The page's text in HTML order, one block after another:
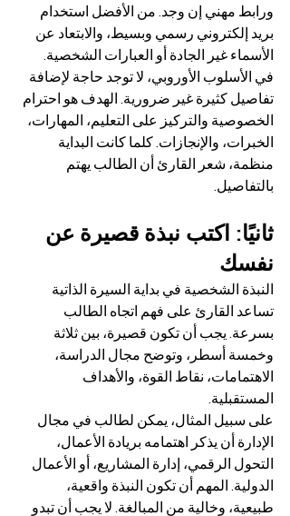
ورابط مهني إن وجد. من الأفضل استخدام
بريد إلكتروني رسمي وبسيط، والابتعاد عن
الأسماء غير الجادة أو العبارات الشخصية.
في الأسلوب الأوروبي، لا توجد حاجة لإضافة
تفاصيل كثيرة غير ضرورية. الهدف هو احترام
الخصوصية والتركيز على التعليم، المهارات،
الخبرات، والإنجازات. كلما كانت البداية
منظمة، شعر القارئ أن الطالب يهتم
بالتفاصيل.
ثانيًا: اكتب نبذة قصيرة عن
نفسك
النبذة الشخصية في بداية السيرة الذاتية
تساعد القارئ على فهم اتجاه الطالب
بسرعة. يجب أن تكون قصيرة، بين ثلاثة
وخمسة أسطر، وتوضح مجال الدراسة،
الاهتمامات، نقاط القوة، والأهداف
المستقبلية.
على سبيل المثال، يمكن لطالب في مجال
الإدارة أن يذكر اهتمامه بريادة الأعمال،
التحول الرقمي، إدارة المشاريع، أو الأعمال
الدولية. المهم أن تكون النبذة واقعية،
طبيعية، وخالية من المبالغة. لا يجب أن تبدو